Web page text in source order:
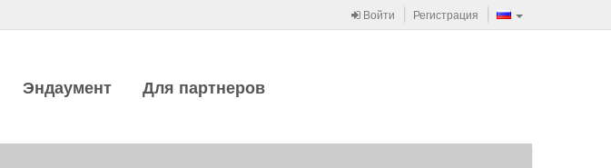
Войти Регистрация
Эндаумент Для партнеров